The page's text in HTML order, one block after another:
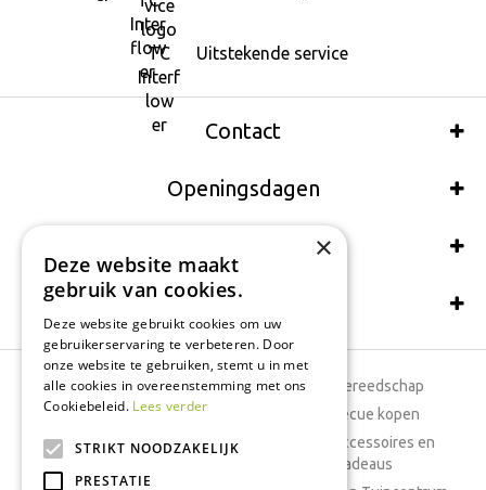
Uitstekende service
Contact
Openingsdagen
Wij accepteren ook:
Schrijf een recensie
Tuincentrum
Dierenwinkel
Tuinplanten
Tuingereedschap
Barbecue kopen
Woonaccessoires en
cadeaus
×
Deze website maakt
gebruik van cookies.
Deze website gebruikt cookies om uw
gebruikerservaring te verbeteren. Door
onze website te gebruiken, stemt u in met
alle cookies in overeenstemming met ons
Cookiebeleid. Lees verder
STRIKT NOODZAKELIJK
PRESTATIE